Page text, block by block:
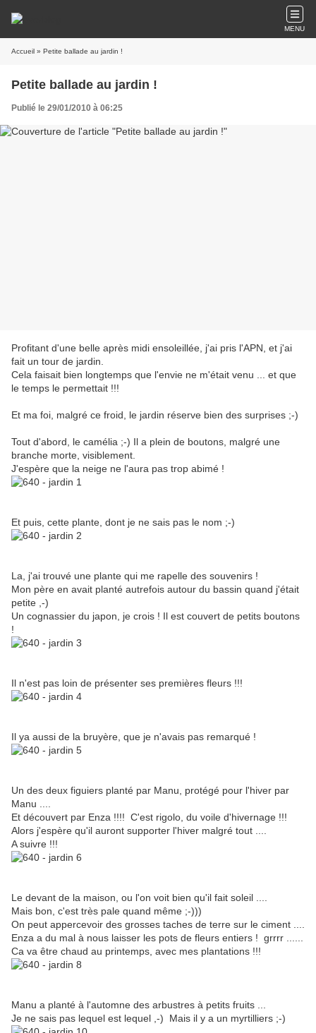
MENU
Accueil » Petite ballade au jardin !
Petite ballade au jardin !
Publié le 29/01/2010 à 06:25
Profitant d'une belle après midi ensoleillée, j'ai pris l'APN, et j'ai
fait un tour de jardin.
Cela faisait bien longtemps que l'envie ne m'était venu ... et que
le temps le permettait !!!
Et ma foi, malgré ce froid, le jardin réserve bien des surprises ;-)
Tout d'abord, le camélia ;-) Il a plein de boutons, malgré une
branche morte, visiblement.
J'espère que la neige ne l'aura pas trop abimé !
Et puis, cette plante, dont je ne sais pas le nom ;-)
La, j'ai trouvé une plante qui me rapelle des souvenirs !
Mon père en avait planté autrefois autour du bassin quand j'était
petite ,-)
Un cognassier du japon, je crois ! Il est couvert de petits boutons
!
Il n'est pas loin de présenter ses premières fleurs !!!
Il ya aussi de la bruyère, que je n'avais pas remarqué !
Un des deux figuiers planté par Manu, protégé pour l'hiver par
Manu ....
Et découvert par Enza !!!! C'est rigolo, du voile d'hivernage !!!
Alors j'espère qu'il auront supporter l'hiver malgré tout ....
A suivre !!!
Le devant de la maison, ou l'on voit bien qu'il fait soleil ....
Mais bon, c'est très pale quand même ;-)))
On peut appercevoir des grosses taches de terre sur le ciment ....
Enza a du mal à nous laisser les pots de fleurs entiers ! grrrr ......
Ca va être chaud au printemps, avec mes plantations !!!
Manu a planté à l'automne des arbustres à petits fruits ...
Je ne sais pas lequel est lequel ,-) Mais il y a un myrtilliers ;-)